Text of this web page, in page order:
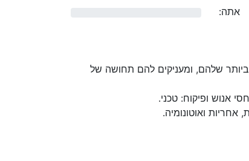
אתה:
שלהם, ומעניקים להם תחושה של
אנוש ופיקוח: טכני.
ואוטונומיה.